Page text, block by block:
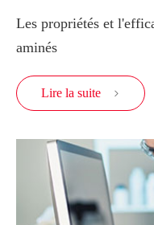
Les propriétés et
aminés
Lire la suite 